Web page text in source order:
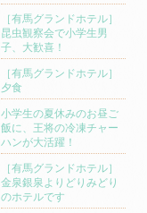
［有馬グランドホテル］
昆虫観察会で小学生男
子、大歓喜！
［有馬グランドホテル］
夕食
小学生の夏休みのお昼ご
飯に、王将の冷凍チャー
ハンが大活躍！
［有馬グランドホテル］
金泉銀泉よりどりみどり
のホテルです